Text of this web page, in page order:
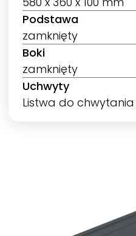
Podstawa
zamknięty
Boki
zamknięty
Uchwyty
Listwa do chwytania